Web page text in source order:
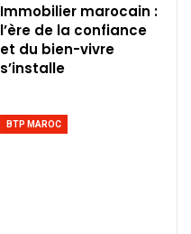
Immobilier marocain :
l’ère de la confiance
et du bien-vivre
s’installe
BTP MAROC